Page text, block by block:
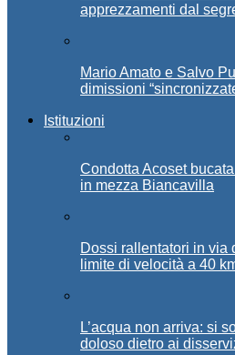
apprezzamenti dal
Mario Amato e Salvo
dimissioni
Istituzioni
Condotta Acoset
in mezza Biancavilla
Dossi rallentatori in via
limite di velocità a 40
L’acqua non arriva: si
doloso dietro ai